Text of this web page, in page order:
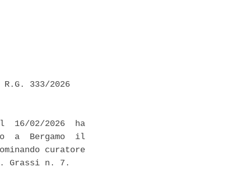
R.G. 333/2026
16/02/2026  ha
a  Bergamo  il
curatore
Grassi n. 7.